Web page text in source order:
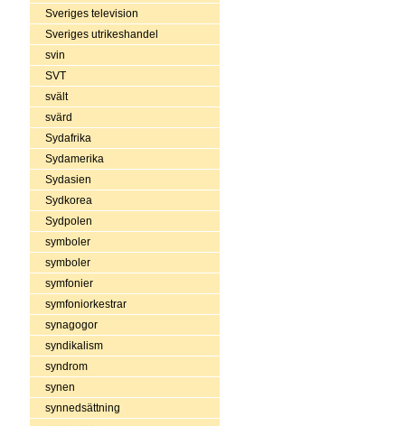
Sveriges television
Sveriges utrikeshandel
svin
SVT
svält
svärd
Sydafrika
Sydamerika
Sydasien
Sydkorea
Sydpolen
symboler
symboler
symfonier
symfoniorkestrar
synagogor
syndikalism
syndrom
synen
synnedsättning